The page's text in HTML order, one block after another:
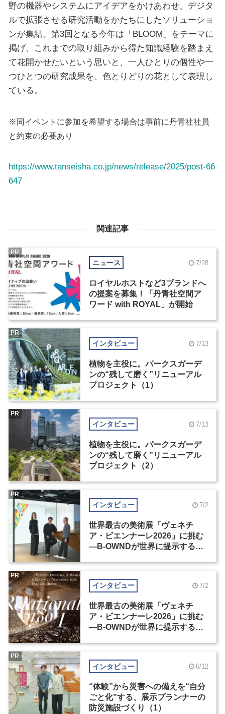
野の機器やシステムにアイデアをかけあわせ、デジタ
ルで拡張させる研究活動をかたちにしたソリューショ
ンが集結。第3回となる今年は「BLOOM」をテーマに
掲げ、これまでの取り組みから得た知識経験を踏まえ
て花開かせたいという思いと、一人ひとりの個性や一
つひとつの研究成果を、色とりどりの花として表現し
ている。
※同イベントに参加を希望する場合は事前に丹青社社員
と約束の必要あり
https://www.tanseisha.co.jp/news/release/2025/post-66
647
関連記事
ニュース 7/28
ロイヤルホストなど3ブランドへ
の提案を募集！「丹青社空間ア
ワード with ROYAL」が開始
PR
インタビュー 7/13
植物を主役に。パークスガーデ
ンの“残して磨く”リニューアル
プロジェクト（1）
PR
インタビュー 7/13
植物を主役に。パークスガーデ
ンの“残して磨く”リニューアル
プロジェクト（2）
PR
インタビュー 7/2
世界最古の美術展「ヴェネチ
ア・ビエンナーレ2026」に挑む
―B-OWNDが世界に提示する美
PR
インタビュー 7/2
世界最古の美術展「ヴェネチ
ア・ビエンナーレ2026」に挑む
―B-OWNDが世界に提示する美
PR
インタビュー 6/12
“体験”から災害への備えを“自分
ごと化”する、展示プランナーの
防災施設づくり（1）
PR